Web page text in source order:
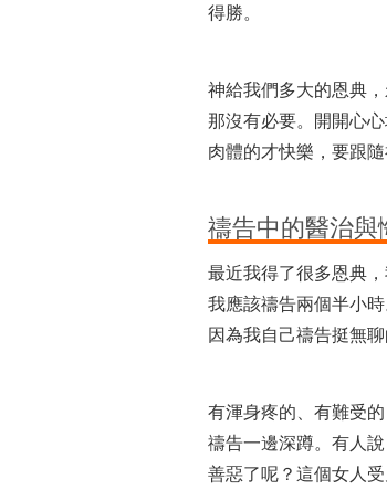
得勝。
神給我們多大的恩典
那沒有必要。開開心
肉體的才快樂，要跟
禱告中的醫治與
最近我得了很多恩典
我應該禱告兩個半小
因為我自己禱告挺無
有渾身疼的、有難受
禱告一邊深蹲。有人
善惡了呢？這個女人